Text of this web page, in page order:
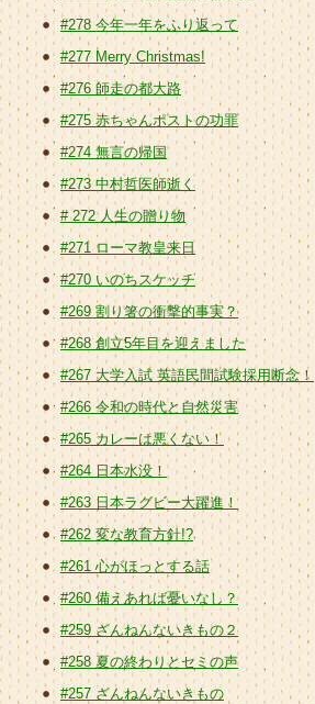
#278 今年一年をふり返って
#277 Merry Christmas!
#276 師走の都大路
#275 赤ちゃんポストの功罪
#274 無言の帰国
#273 中村哲医師逝く
# 272 人生の贈り物
#271 ローマ教皇来日
#270 いのちスケッチ
#269 割り箸の衝撃的事実？
#268 創立5年目を迎えました
#267 大学入試 英語民間試験採用断念！
#266 令和の時代と自然災害
#265 カレーは悪くない！
#264 日本水没！
#263 日本ラグビー大躍進！
#262 変な教育方針!?
#261 心がほっとする話
#260 備えあれば憂いなし？
#259 ざんねんないきもの２
#258 夏の終わりとセミの声
#257 ざんねんないきもの